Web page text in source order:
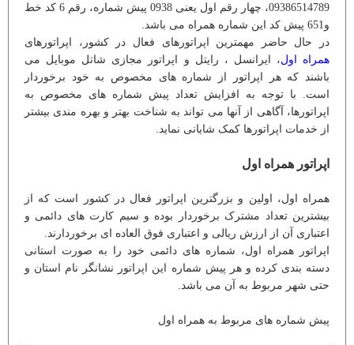
09386514789، چهار رقم اول یعنی 0938 پیش شماره، رقم 6 کد خط
و651 پیش کد این شماره همراه می باشد.
در حال حاضر مهمترین اپراتورهای فعال در کشور، اپراتورهای
همراه اول، ایرانسل ، رایتل و اپراتور مجازی شاتل موبایل می
باشند که هر اپراتور از شماره های مخصوص به خود برخوردار
است. با توجه به افزایش تعداد پیش شماره های مخصوص به
اپراتورها، آگاهی از آنها می تواند به شناخت بهتر و بهره مندی بیشتر
از خدمات اپراتورها کمک شایانی نماید.
اپراتور همراه اول
همراه اول، اولین و بزرگترین اپراتور فعال در کشور است که از
بیشترین تعداد مشترک برخوردار بوده و سیم کارت های دائمی و
اعتباری آن از ارزش ریالی و اعتباری فوق العاده ای برخوردارند.
اپراتور همراه اول، شماره های دائمی خود را به صورت استانی
دسته بندی کرده و هر پیش شماره این اپراتور نشانگر نام استان و
حتی شهر مربوط به آن می باشد.
پیش شماره های مربوط به همراه اول